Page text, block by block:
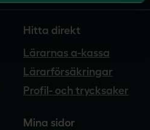
Hitta direkt
Lärarnas a-kassa
Lärarförsäkringar
Profil- och trycksaker
Mina sidor